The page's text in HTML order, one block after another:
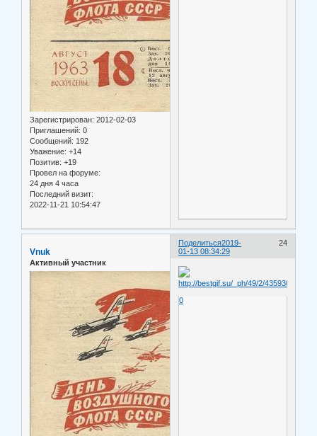
Зарегистрирован: 2012-02-03
Приглашений: 0
Сообщений: 192
Уважение: +14
Позитив: +19
Провел на форуме:
24 дня 4 часа
Последний визит:
2022-11-21 10:54:47
Поделиться 24
2019-
01-13 08:34:29
Vnuk
Активный участник
0